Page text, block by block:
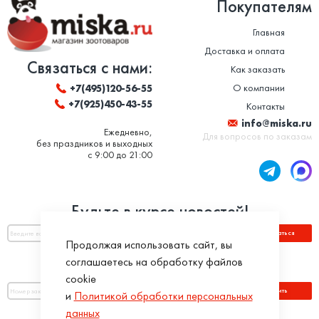
Связаться с нами:
+7(495)120-56-55
+7(925)450-43-55
Ежедневно,
без праздников и выходных
с 9:00 до 21:00
Покупателям
Главная
Доставка и оплата
Как заказать
О компании
Контакты
info@miska.ru
Для вопросов по заказам
Будьте в курсе новостей!
Подписаться
Оплатить по номеру заказа:
Оплатить
Продолжая использовать сайт, вы
соглашаетесь на обработку файлов
cookie
и Политикой обработки персональных
данных